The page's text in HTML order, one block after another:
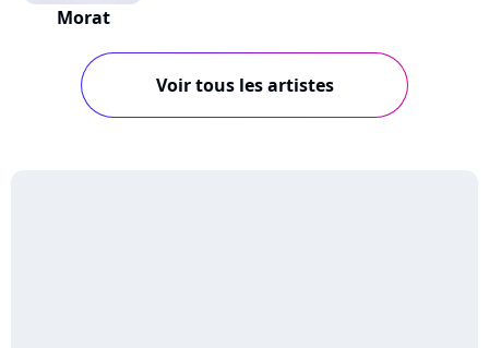
Morat
Voir tous les artistes